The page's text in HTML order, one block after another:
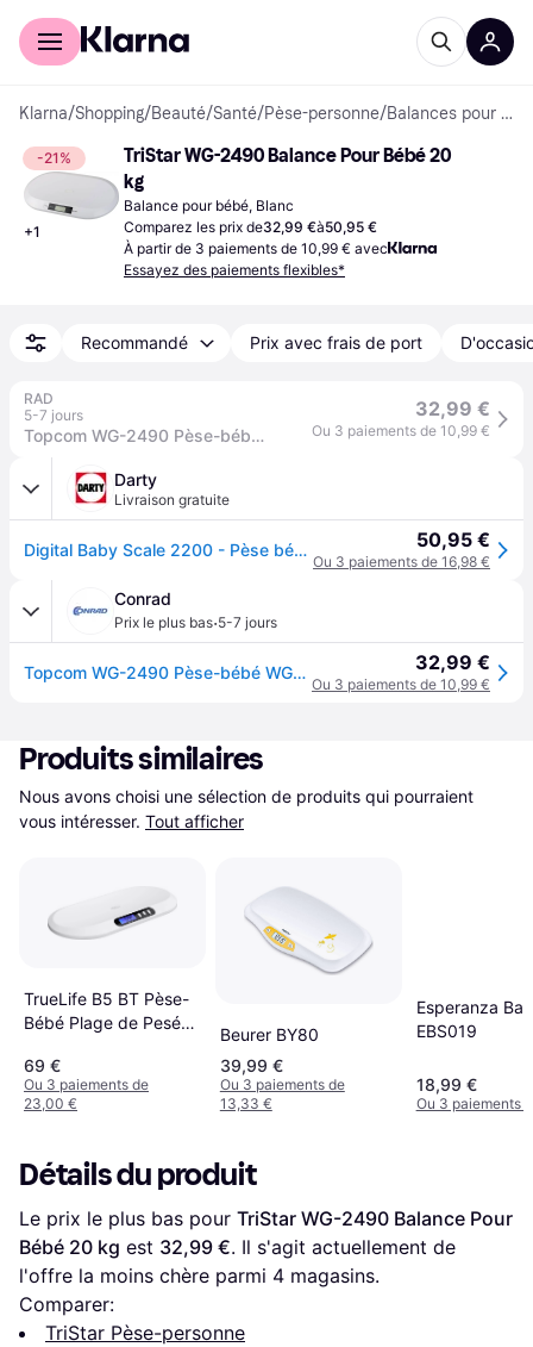
Acheter avec Klarna
Klarna/Shopping/Beauté/Santé/Pèse-personne/ Balances pour bébé
-21%
+1
TriStar WG-2490 Balance Pour Bébé 20
kg
Balance pour bébé, Blanc
Comparez les prix de32,99 €à50,95 €
À partir de 3 paiements de 10,99 € avec
Essayez des paiements flexibles*
Recommandé Prix avec frais de port
RAD
5-7 jours
Topcom WG-2490 Pèse-bébé WG-2490 numérique Plage de pesée (max.)=20 kg blanc
32,99 €
Ou 3 paiements de 10,99 €
Darty
Livraison gratuite
Digital Baby Scale 2200 - Pèse bébé 50,95 €
Ou 3 paiements de 16,98 €
Conrad
Prix le plus bas·5-7 jours
Topcom WG-2490 Pèse-bébé WG-2490 numérique Plage de pesée (max.)=20 kg blanc 32,99 €
Ou 3 paiements de 10,99 €
Produits similaires
Nous avons choisi une sélection de produits qui pourraient
vous intéresser. Tout afficher
TrueLife B5 BT Pèse-
Bébé Plage de Pesée
69 €
Ou 3 paiements de
23,00 €
Beurer BY80
39,99 €
Ou 3 paiements de
13,33 €
Esperanza
EBS019
18,99 €
Ou 3 paiements
Détails du produit
Le prix le plus bas pour TriStar WG-2490 Balance Pour
Bébé 20 kg est 32,99 €. Il s'agit actuellement de
l'offre la moins chère parmi 4 magasins.
Comparer:
TriStar Pèse-personne